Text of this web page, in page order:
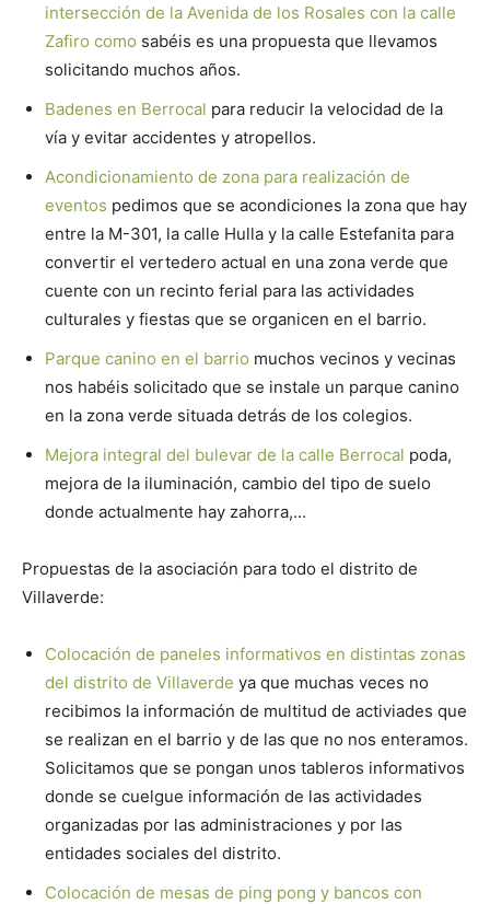
intersección de la Avenida de los Rosales con la calle
Zafiro como sabéis es una propuesta que llevamos
solicitando muchos años.
Badenes en Berrocal para reducir la velocidad de la
vía y evitar accidentes y atropellos.
Acondicionamiento de zona para realización de
eventos pedimos que se acondiciones la zona que hay
entre la M-301, la calle Hulla y la calle Estefanita para
convertir el vertedero actual en una zona verde que
cuente con un recinto ferial para las actividades
culturales y fiestas que se organicen en el barrio.
Parque canino en el barrio muchos vecinos y vecinas
nos habéis solicitado que se instale un parque canino
en la zona verde situada detrás de los colegios.
Mejora integral del bulevar de la calle Berrocal poda,
mejora de la iluminación, cambio del tipo de suelo
donde actualmente hay zahorra,…
Propuestas de la asociación para todo el distrito de
Villaverde:
Colocación de paneles informativos en distintas zonas
del distrito de Villaverde ya que muchas veces no
recibimos la información de multitud de activiades que
se realizan en el barrio y de las que no nos enteramos.
Solicitamos que se pongan unos tableros informativos
donde se cuelgue información de las actividades
organizadas por las administraciones y por las
entidades sociales del distrito.
Colocación de mesas de ping pong y bancos con